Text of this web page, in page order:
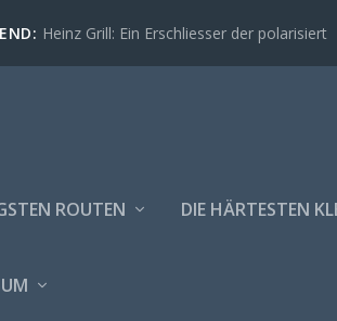
Heinz Grill: Ein Erschliesser der polarisiert
ROUTEN DIE HÄRTESTEN